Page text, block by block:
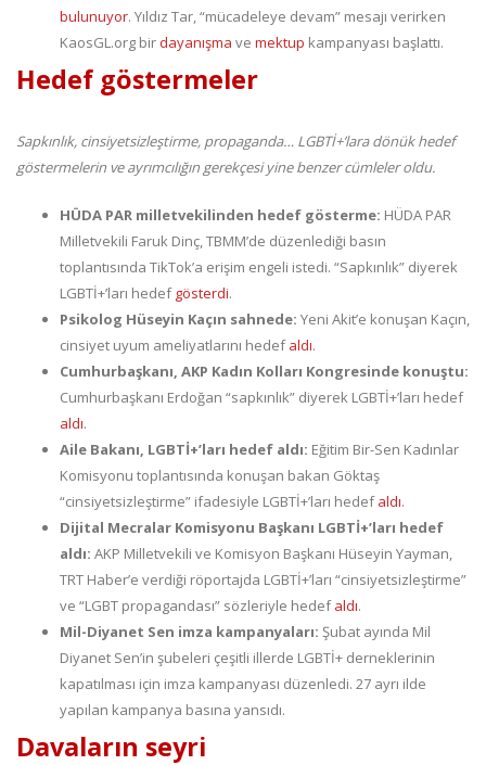
bulunuyor. Yıldız Tar, “mücadeleye devam” mesajı verirken
KaosGL.org birdayanışma ve mektup kampanyası başlattı.
Hedef göstermeler
Sapkınlık, cinsiyetsizleştirme, propaganda… LGBTİ+’lara dönük hedef
göstermelerin ve ayrımcılığın gerekçesi yine benzer cümleler oldu.
HÜDA PAR milletvekilinden hedef gösterme: HÜDA PAR
Milletvekili Faruk Dinç, TBMM’de düzenlediği basın
toplantısında TikTok’a erişim engeli istedi. “Sapkınlık” diyerek
LGBTİ+’ları hedefgösterdi.
Psikolog Hüseyin Kaçın sahnede: Yeni Akit’e konuşan Kaçın,
cinsiyet uyum ameliyatlarını hedefaldı.
Cumhurbaşkanı, AKP Kadın Kolları Kongresinde konuştu:
Cumhurbaşkanı Erdoğan “sapkınlık” diyerek LGBTİ+’ları hedef
aldı.
Aile Bakanı, LGBTİ+’ları hedef aldı: Eğitim Bir-Sen Kadınlar
Komisyonu toplantısında konuşan bakan Göktaş
“cinsiyetsizleştirme” ifadesiyle LGBTİ+’ları hedefaldı.
Dijital Mecralar Komisyonu Başkanı LGBTİ+’ları hedef
aldı: AKP Milletvekili ve Komisyon Başkanı Hüseyin Yayman,
TRT Haber’e verdiği röportajda LGBTİ+’ları “cinsiyetsizleştirme”
ve “LGBT propagandası” sözleriyle hedefaldı.
Mil-Diyanet Sen imza kampanyaları: Şubat ayında Mil
Diyanet Sen’in şubeleri çeşitli illerde LGBTİ+ derneklerinin
kapatılması için imza kampanyası düzenledi. 27 ayrı ilde
yapılan kampanya basına yansıdı.
Davaların seyri